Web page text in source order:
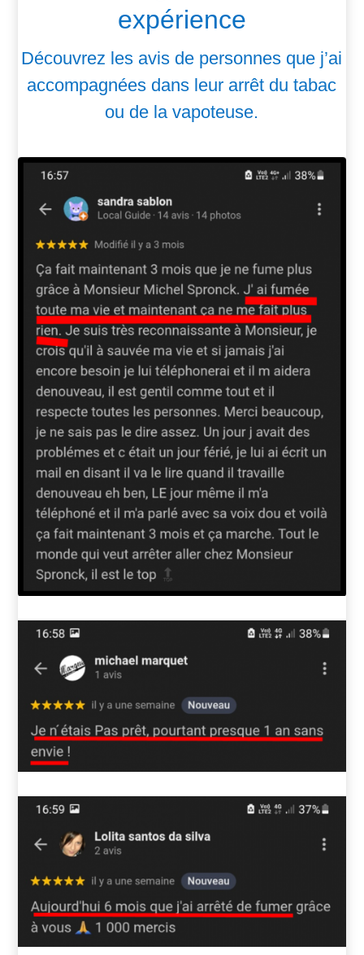
expérience
Découvrez les avis de personnes que j’ai
accompagnées dans leur arrêt du tabac
ou de la vapoteuse.